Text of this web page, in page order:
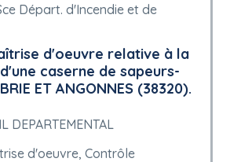
Départ. d'Incendie et de
d'oeuvre relative à la
caserne de sapeurs-
ET ANGONNES (38320).
DEPARTEMENTAL
d'oeuvre, Contrôle